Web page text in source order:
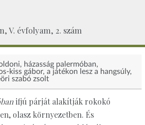
V. évfolyam, 2. szám
házasság palermóban
kiss gábor a játékon lesz a hangsúly
szabó zsolt
ifjú párját alakítják rokokó
olasz környezetben. És